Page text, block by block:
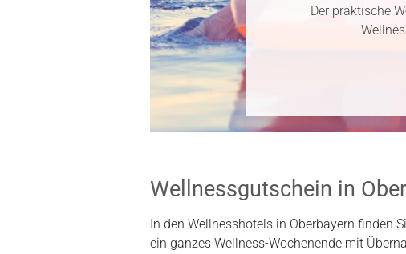
Der praktische
Wellnessgutschein in
In den Wellnesshotels in Oberbayern finden
ein ganzes Wellness-Wochenende mit